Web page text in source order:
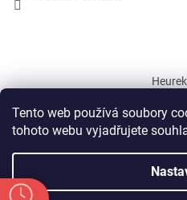
Tento web používá soubory
tohoto webu vyjadřujete